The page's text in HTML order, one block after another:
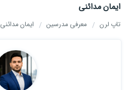
ایمان مدائنی
تاپ لرن معرفی مدرسین ایمان مدائنی